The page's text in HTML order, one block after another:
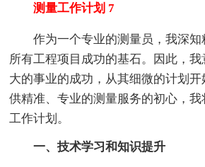
测量工作计划 7
作为一个专业的测量员，我深知
所有工程项目成功的基石。因此，
大的事业的成功，从其细微的计划
供精准、专业的测量服务的初心，我
工作计划。
一、技术学习和知识提升